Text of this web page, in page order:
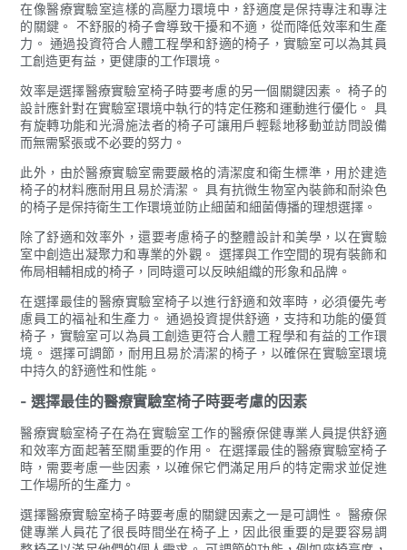
在像醫療實驗室這樣的高壓力環境中，舒適度是保持專注和專注
的關鍵。 不舒服的椅子會導致干擾和不適，從而降低效率和生產
力。 通過投資符合人體工程學和舒適的椅子，實驗室可以為其員
工創造更有益，更健康的工作環境。
效率是選擇醫療實驗室椅子時要考慮的另一個關鍵因素。 椅子的
設計應針對在實驗室環境中執行的特定任務和運動進行優化。 具
有旋轉功能和光滑施法者的椅子可讓用戶輕鬆地移動並訪問設備
而無需緊張或不必要的努力。
此外，由於醫療實驗室需要嚴格的清潔度和衛生標準，用於建造
椅子的材料應耐用且易於清潔。 具有抗微生物室內裝飾和耐染色
的椅子是保持衛生工作環境並防止細菌和細菌傳播的理想選擇。
除了舒適和效率外，還要考慮椅子的整體設計和美學，以在實驗
室中創造出凝聚力和專業的外觀。 選擇與工作空間的現有裝飾和
佈局相輔相成的椅子，同時還可以反映組織的形象和品牌。
在選擇最佳的醫療實驗室椅子以進行舒適和效率時，必須優先考
慮員工的福祉和生產力。 通過投資提供舒適，支持和功能的優質
椅子，實驗室可以為員工創造更符合人體工程學和有益的工作環
境。 選擇可調節，耐用且易於清潔的椅子，以確保在實驗室環境
中持久的舒適性和性能。
- 選擇最佳的醫療實驗室椅子時要考慮的因素
醫療實驗室椅子在為在實驗室工作的醫療保健專業人員提供舒適
和效率方面起著至關重要的作用。 在選擇最佳的醫療實驗室椅子
時，需要考慮一些因素，以確保它們滿足用戶的特定需求並促進
工作場所的生產力。
選擇醫療實驗室椅子時要考慮的關鍵因素之一是可調性。 醫療保
健專業人員花了很長時間坐在椅子上，因此很重要的是要容易調